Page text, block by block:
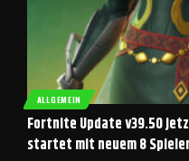
ALLGEMEIN
Fortnite Update v39.50
startet mit neuem 8